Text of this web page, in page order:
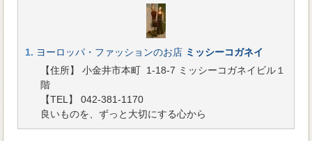
1. ヨーロッパ・ファッションのお店 ミッシーコガネイ
【住所】 小金井市本町 1-18-7 ミッシーコガネイビル１
階
【TEL】 042-381-1170
良いものを、ずっと大切にする心から